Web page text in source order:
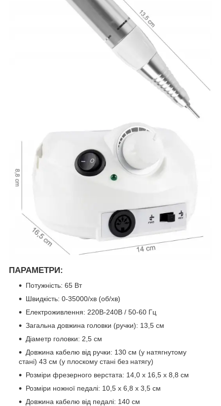
ПАРАМЕТРИ:
Потужність: 65 Вт
Швидкість: 0-35000/хв (об/хв)
Електроживлення: 220В-240В / 50-60 Гц
Загальна довжина головки (ручки): 13,5 см
Діаметр головки: 2,5 см
Довжина кабелю від ручки: 130 см (у натягнутому
стані) 43 см (у плоскому стані без натягу)
Розміри фрезерного верстата: 14,0 x 16,5 x 8,8 см
Розміри ножної педалі: 10,5 x 6,8 x 3,5 см
Довжина кабелю від педалі: 140 см